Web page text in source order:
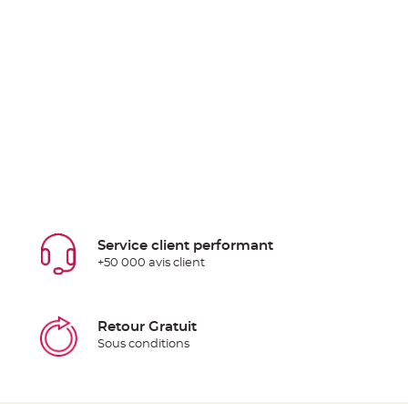
Service client performant
+50 000 avis client
Retour Gratuit
Sous conditions